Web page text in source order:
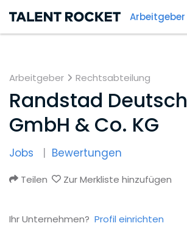
Arbeitgeber
Arbeitgeber Rechtsabteilung
Randstad
GmbH & Co. KG
Jobs Bewertungen
Teilen Zur Merkliste hinzufügen
Ihr Unternehmen? Profil einrichten